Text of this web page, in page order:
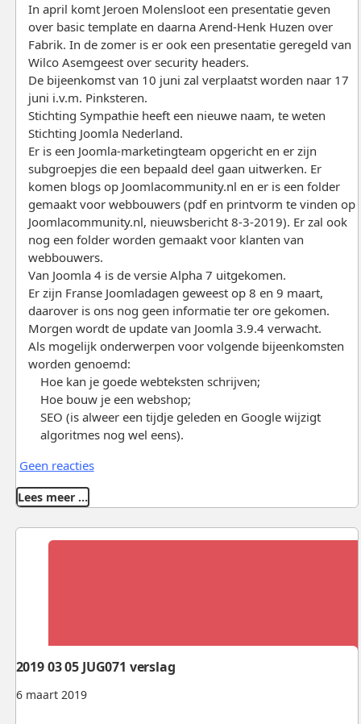
In april komt Jeroen Molensloot een presentatie geven
over basic template en daarna Arend-Henk Huzen over
Fabrik. In de zomer is er ook een presentatie geregeld van
Wilco Asemgeest over security headers.
De bijeenkomst van 10 juni zal verplaatst worden naar 17
juni i.v.m. Pinksteren.
Stichting Sympathie heeft een nieuwe naam, te weten
Stichting Joomla Nederland.
Er is een Joomla-marketingteam opgericht en er zijn
subgroepjes die een bepaald deel gaan uitwerken. Er
komen blogs op Joomlacommunity.nl en er is een folder
gemaakt voor webbouwers (pdf en printvorm te vinden op
Joomlacommunity.nl, nieuwsbericht 8-3-2019). Er zal ook
nog een folder worden gemaakt voor klanten van
webbouwers.
Van Joomla 4 is de versie Alpha 7 uitgekomen.
Er zijn Franse Joomladagen geweest op 8 en 9 maart,
daarover is ons nog geen informatie ter ore gekomen.
Morgen wordt de update van Joomla 3.9.4 verwacht.
Als mogelijk onderwerpen voor volgende bijeenkomsten
worden genoemd:
Hoe kan je goede webteksten schrijven;
Hoe bouw je een webshop;
SEO (is alweer een tijdje geleden en Google wijzigt
algoritmes nog wel eens).
Geen reacties
Lees meer …
6 maart 2019
2019 03 05 JUG071 verslag